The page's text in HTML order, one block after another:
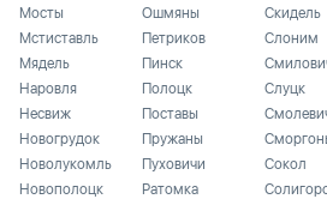
Мосты
Мстиставль
Мядель
Наровля
Несвиж
Новогрудок
Новолукомль
Новополоцк
Ошмяны
Петриков
Пинск
Полоцк
Поставы
Пружаны
Пуховичи
Ратомка
Скидель
Слоним
Слуцк
Сокол